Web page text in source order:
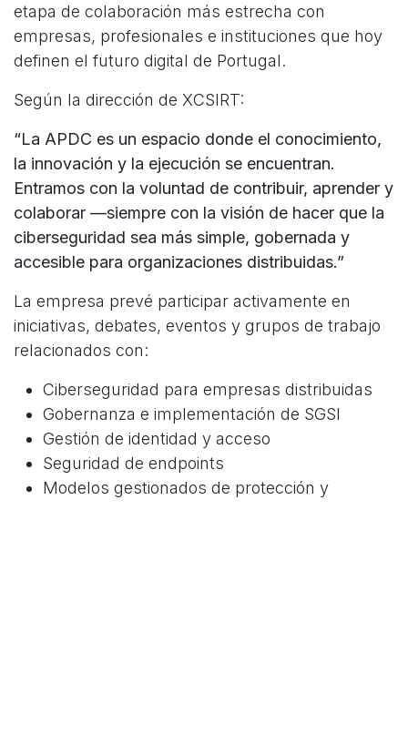
etapa de colaboración más estrecha con
empresas, profesionales e instituciones que hoy
definen el futuro digital de Portugal.
Según la dirección de XCSIRT:
“La APDC es un espacio donde el conocimiento,
la innovación y la ejecución se encuentran.
Entramos con la voluntad de contribuir, aprender y
colaborar —siempre con la visión de hacer que la
ciberseguridad sea más simple, gobernada y
accesible para organizaciones distribuidas.”
La empresa prevé participar activamente en
iniciativas, debates, eventos y grupos de trabajo
relacionados con:
Ciberseguridad para empresas distribuidas
Gobernanza e implementación de SGSI
Gestión de identidad y acceso
Seguridad de endpoints
Modelos gestionados de protección y